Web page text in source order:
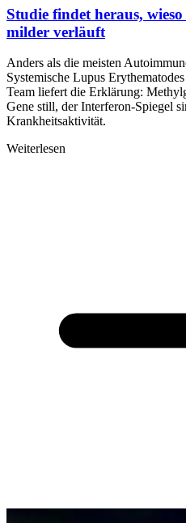
Studie findet heraus,
milder verläuft
Anders als die meisten
Systemische Lupus
Team liefert die Erklärung:
Gene still, der Interferon-Spiegel
Krankheitsaktivität.
Weiterlesen